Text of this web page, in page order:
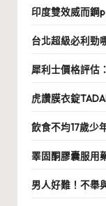
印度雙效威而鋼
台北超級必利勁
犀利士價格評估
虎讚膜衣錠
飲食不均17歲少
睪固酮膠囊服用
男人好難！不舉